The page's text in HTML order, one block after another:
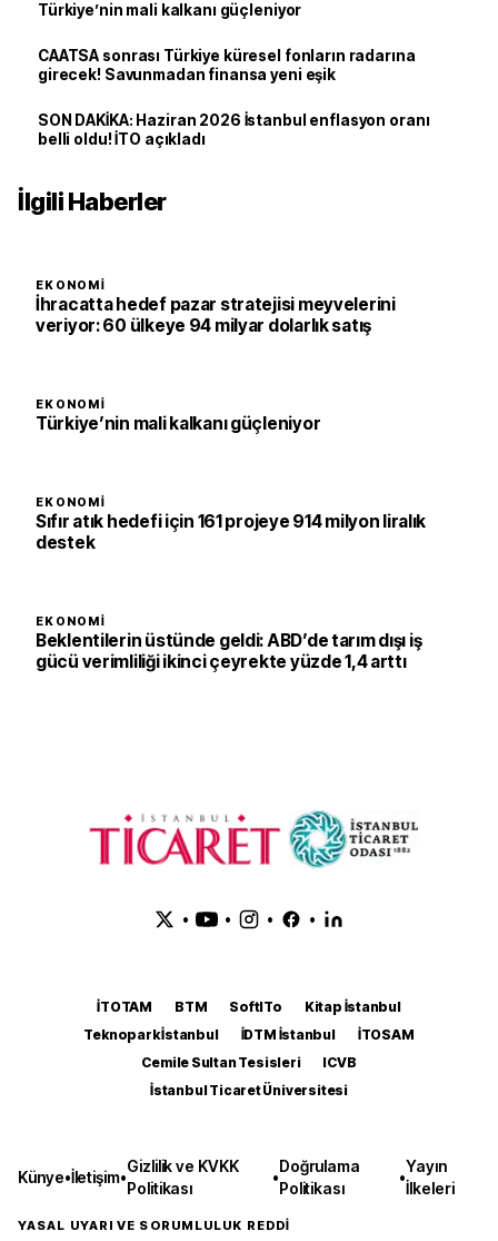
Türkiye’nin mali kalkanı güçleniyor
CAATSA sonrası Türkiye küresel fonların radarına
girecek! Savunmadan finansa yeni eşik
SON DAKİKA: Haziran 2026 İstanbul enflasyon oranı
belli oldu! İTO açıkladı
İlgili Haberler
EKONOMI
İhracatta hedef pazar stratejisi meyvelerini
veriyor: 60 ülkeye 94 milyar dolarlık satış
EKONOMI
Türkiye’nin mali kalkanı güçleniyor
EKONOMI
Sıfır atık hedefi için 161 projeye 914 milyon liralık
destek
EKONOMI
Beklentilerin üstünde geldi: ABD’de tarım dışı iş
gücü verimliliği ikinci çeyrekte yüzde 1,4 arttı
• • • •
İTOTAM BTM SoftITo
Kitap İstanbul
Teknopark İstanbul
İDTM İstanbul
İTOSAM
Cemile Sultan Tesisleri
ICVB
İstanbul Ticaret Üniversitesi
Künye•İletişim•
Gizlilik ve KVKK
Politikası
•
Doğrulama
Politikası
•
Yayın
İlkeleri
YASAL UYARI VE SORUMLULUK REDDİ